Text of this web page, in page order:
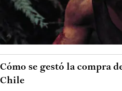
Cómo se gestó la compra
Chile